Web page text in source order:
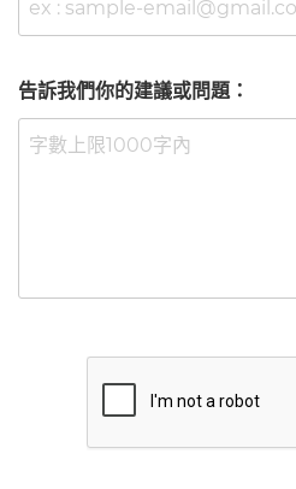
告訴我們你的建議或問題：